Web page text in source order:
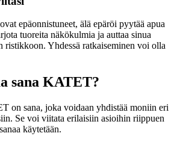
epäonnistuneet, älä epäröi pyytää apua
tuoreita näkökulmia ja auttaa sinua
ristikkoon. Yhdessä ratkaiseminen voi olla
sana KATET?
on sana, joka voidaan yhdistää moniin eri
Se voi viitata erilaisiin asioihin riippuen
käytetään.